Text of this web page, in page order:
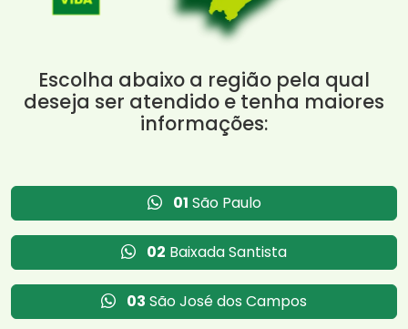
Escolha abaixo a região pela qual
deseja ser atendido e tenha maiores
informações:
01 São Paulo
02 Baixada Santista
03 São José dos Campos